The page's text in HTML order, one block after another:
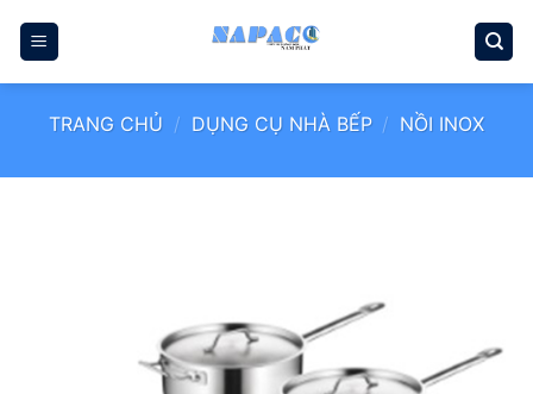
qua
TRANG CHỦ / DỤNG CỤ NHÀ BẾP / NỒI INOX